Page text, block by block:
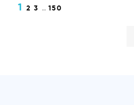
1 2 3 … 150